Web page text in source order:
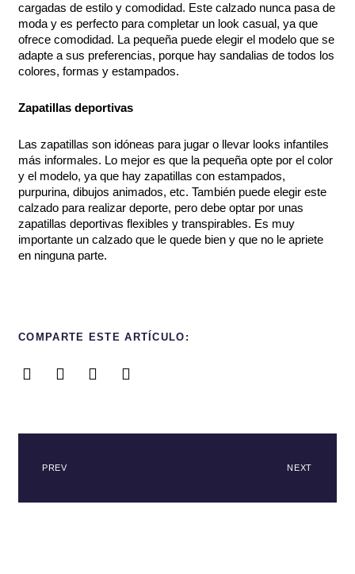
cargadas de estilo y comodidad. Este calzado nunca pasa de
moda y es perfecto para completar un look casual, ya que
ofrece comodidad. La pequeña puede elegir el modelo que se
adapte a sus preferencias, porque hay sandalias de todos los
colores, formas y estampados.
Zapatillas deportivas
Las zapatillas son idóneas para jugar o llevar looks infantiles
más informales. Lo mejor es que la pequeña opte por el color
y el modelo, ya que hay zapatillas con estampados,
purpurina, dibujos animados, etc. También puede elegir este
calzado para realizar deporte, pero debe optar por unas
zapatillas deportivas flexibles y transpirables. Es muy
importante un calzado que le quede bien y que no le apriete
en ninguna parte.
COMPARTE ESTE ARTÍCULO:
PREV NEXT